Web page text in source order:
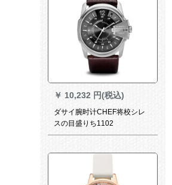
￥ 10,232 円(税込)
ダサイ腕时计CHEF将校シレ
スの目盛りち1102